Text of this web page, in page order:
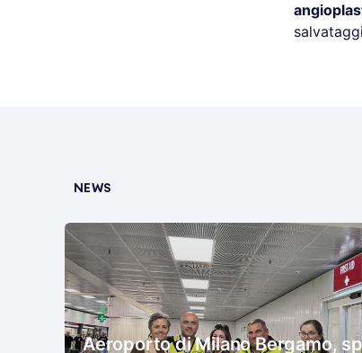
NEWS
Aeroporto di Milano Bergamo,